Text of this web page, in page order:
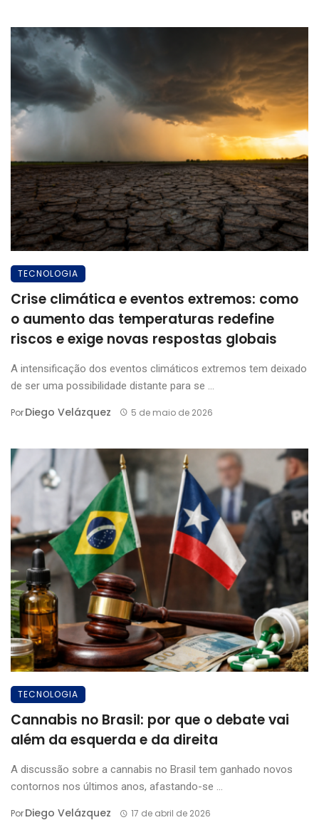
TECNOLOGIA
Crise climática e eventos extremos: como
o aumento das temperaturas redefine
riscos e exige novas respostas globais
A intensificação dos eventos climáticos extremos tem deixado
de ser uma possibilidade distante para se ...
PorDiego Velázquez 5 de maio de 2026
TECNOLOGIA
Cannabis no Brasil: por que o debate vai
além da esquerda e da direita
A discussão sobre a cannabis no Brasil tem ganhado novos
contornos nos últimos anos, afastando-se ...
PorDiego Velázquez 17 de abril de 2026